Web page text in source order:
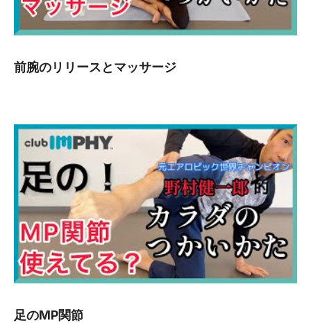
前腕のリリースとマッサージ
足のMP関節